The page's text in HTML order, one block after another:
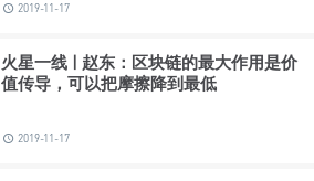
2019-11-17
火星一线 | 赵东：区块链的最大作用是价
值传导，可以把摩擦降到最低
2019-11-17